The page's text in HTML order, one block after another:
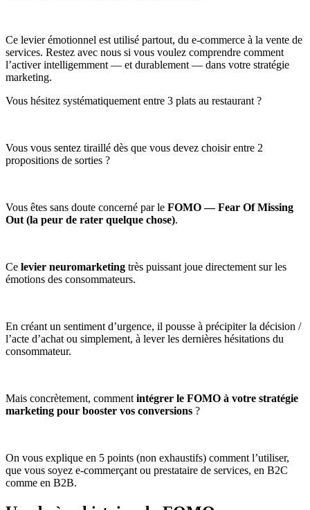
Ce levier émotionnel est utilisé partout, du e-commerce à la vente de
services. Restez avec nous si vous voulez comprendre comment
l’activer intelligemment — et durablement — dans votre stratégie
marketing.
Vous hésitez systématiquement entre 3 plats au restaurant ?
Vous vous sentez tiraillé dès que vous devez choisir entre 2
propositions de sorties ?
Vous êtes sans doute concerné par le FOMO — Fear Of Missing
Out (la peur de rater quelque chose).
Ce levier neuromarketing très puissant joue directement sur les
émotions des consommateurs.
En créant un sentiment d’urgence, il pousse à précipiter la décision /
l’acte d’achat ou simplement, à lever les dernières hésitations du
consommateur.
Mais concrètement, commentintégrer le FOMO à votre stratégie
marketing pour booster vos conversions ?
On vous explique en 5 points (non exhaustifs) comment l’utiliser,
que vous soyez e-commerçant ou prestataire de services, en B2C
comme en B2B.